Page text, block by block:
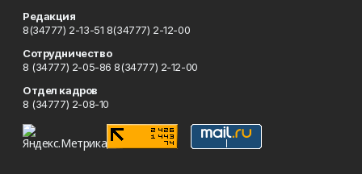
Редакция
8(34777) 2-13-51 8(34777) 2-12-00
Сотрудничество
8 (34777) 2-05-86 8(34777) 2-12-00
Отдел кадров
8 (34777) 2-08-10